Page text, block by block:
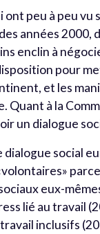
ont peu à peu
années 2000,
enclin à
pour
et les
Quant à la
un dialogue
social
eux-
lié au travail
inclusifs